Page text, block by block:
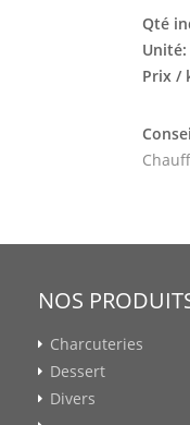
Qté
Unité:
Prix /
NOS
Charcuteries
Dessert
Divers